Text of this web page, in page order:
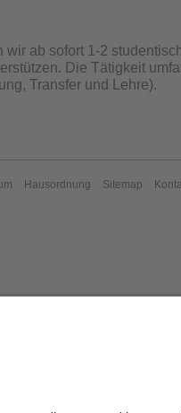
ab sofort 1-2
Die Tätigkeit
Transfer und Lehre).
Hausordnung Sitemap